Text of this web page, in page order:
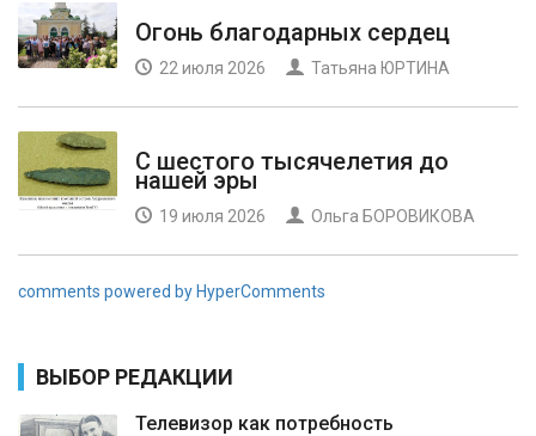
Огонь благодарных сердец
22 июля 2026 Татьяна ЮРТИНА
С шестого тысячелетия до
нашей эры
19 июля 2026 Ольга БОРОВИКОВА
comments powered by HyperComments
ВЫБОР РЕДАКЦИИ
Телевизор как потребность